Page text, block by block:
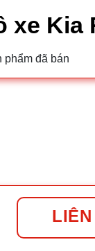
xe Kia
phẩm đã bán